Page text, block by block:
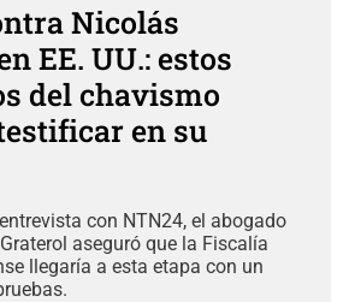
Nicolás
EE. UU.: estos
del chavismo
en su
con NTN24, el abogado
aseguró que la Fiscalía
llegaría a esta etapa con un